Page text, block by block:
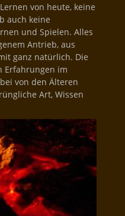
von heute, keine
auch keine
und Spielen. Alles
Antrieb, aus
ganz natürlich. Die
Erfahrungen im
von den Älteren
Art, Wissen